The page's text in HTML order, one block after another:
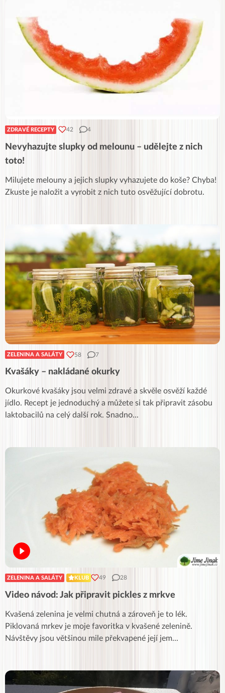
ZDRAVÉ RECEPTY 42 4
Nevyhazujte slupky od melounu – udělejte z nich
toto!
Milujete melouny a jejich slupky vyhazujete do koše? Chyba!
Zkuste je naložit a vyrobit z nich tuto osvěžující dobrotu.
ZELENINA A SALÁTY 58 7
Kvašáky – nakládané okurky
Okurkové kvašáky jsou velmi zdravé a skvěle osvěží každé
jídlo. Recept je jednoduchý a můžete si tak připravit zásobu
laktobacilů na celý další rok. Snadno...
ZELENINA A SALÁTY KLUB 49 28
Video návod: Jak připravit pickles z mrkve
Kvašená zelenina je velmi chutná a zároveň je to lék.
Piklovaná mrkev je moje favoritka v kvašené zelenině.
Návštěvy jsou většinou mile překvapené její jem...